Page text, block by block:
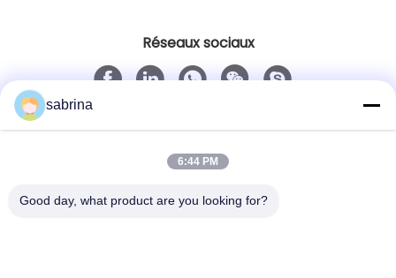
Réseaux sociaux
E-mail
sabrina
6:44 PM
Good day, what product are you looking for?